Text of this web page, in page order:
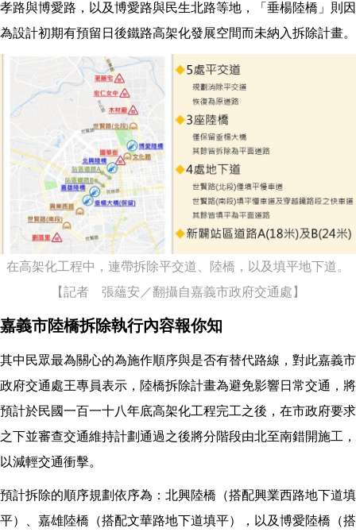
孝路與博愛路，以及博愛路與民生北路等地，「垂楊陸橋」則因
為設計初期有預留日後鐵路高架化發展空間而未納入拆除計畫。
在高架化工程中，連帶拆除平交道、陸橋，以及填平地下道。
【記者 張蘊安／翻攝自嘉義市政府交通處】
嘉義市陸橋拆除執行內容報你知
其中民眾最為關心的為施作順序與是否有替代路線，對此嘉義市
政府交通處王專員表示，陸橋拆除計畫為避免影響日常交通，將
預計於民國一百一十八年底高架化工程完工之後，在市政府要求
之下並審查交通維持計劃通過之後將分階段由北至南錯開施工，
以減輕交通衝擊。
預計拆除的順序規劃依序為：北興陸橋（搭配興業西路地下道填
平）、嘉雄陸橋（搭配文華路地下道填平），以及博愛陸橋（搭